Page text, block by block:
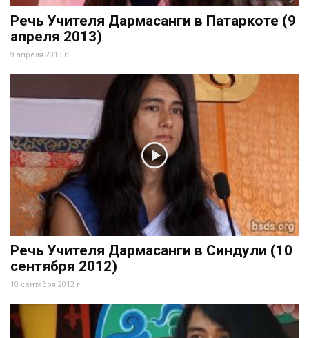
Речь Учителя Дармасанги в Патаркоте (9
апреля 2013)
9 апреля 2013 г.
Речь Учителя Дармасанги в Синдули (10
сентября 2012)
10 сентября 2012 г.